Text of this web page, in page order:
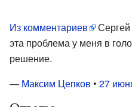
Из комментариев
эта проблема у меня в
решение.
— Максим Цепков • 27